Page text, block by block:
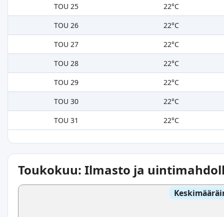
TOU 25
22°C
TOU 26
22°C
TOU 27
22°C
TOU 28
22°C
TOU 29
22°C
TOU 30
22°C
TOU 31
22°C
Toukokuu: Ilmasto ja